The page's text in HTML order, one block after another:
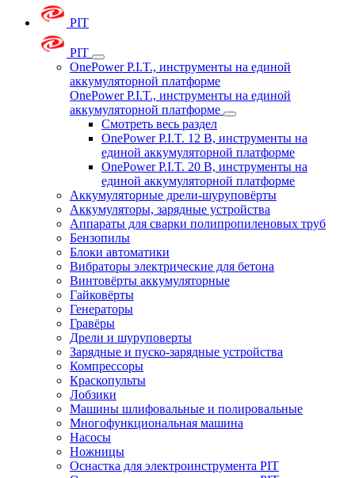
PIT
PIT
OnePower P.I.T., инструменты на единой
аккумуляторной платформе
OnePower P.I.T., инструменты на единой
аккумуляторной платформе
Смотреть весь раздел
OnePower P.I.T. 12 В, инструменты на
единой аккумуляторной платформе
OnePower P.I.T. 20 В, инструменты на
единой аккумуляторной платформе
Аккумуляторные дрели-шуруповёрты
Аккумуляторы, зарядные устройства
Аппараты для сварки полипропиленовых труб
Бензопилы
Блоки автоматики
Вибраторы электрические для бетона
Винтовёрты аккумуляторные
Гайковёрты
Генераторы
Гравёры
Дрели и шуруповерты
Зарядные и пуско-зарядные устройства
Компрессоры
Краскопульты
Лобзики
Машины шлифовальные и полировальные
Многофункциональная машина
Насосы
Ножницы
Оснастка для электроинструмента PIT